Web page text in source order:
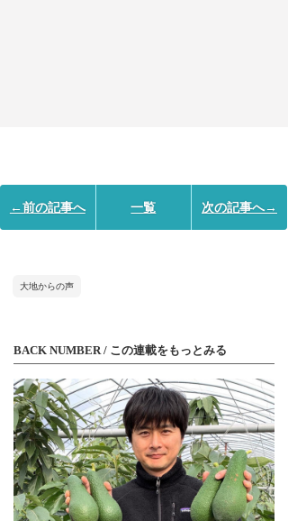
←前の記事へ 一覧 次の記事へ→
大地からの声
BACK NUMBER / この連載をもっとみる